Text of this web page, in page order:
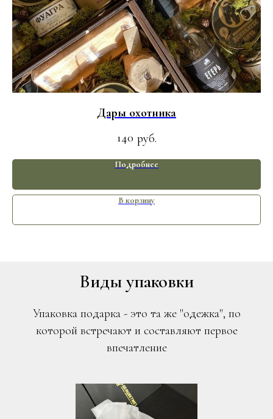
Дары охотника
140 руб.
Подробнее
В корзину
Виды упаковки
Упаковка подарка - это та же "одежка", по
которой встречают и составляют первое
впечатление